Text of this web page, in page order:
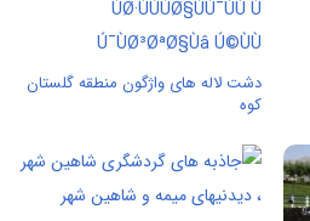
دشت لاله های واژگون منطقه گلستان‌
کوه